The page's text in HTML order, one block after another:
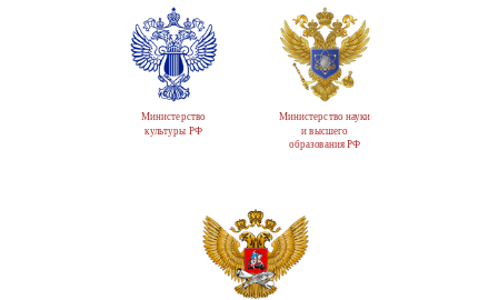
Министерство
культуры РФ
Министерство науки
и высшего
образования РФ